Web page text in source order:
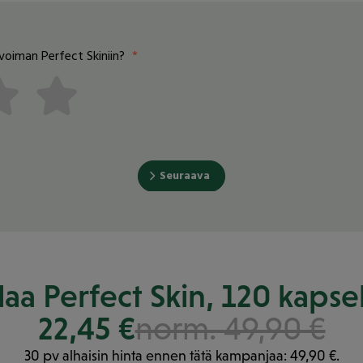
Perfect Skin, 120
22,45 €norm. 49,90 €
30 pv alhaisin hinta ennen tätä kampanjaa: 49,90 €.